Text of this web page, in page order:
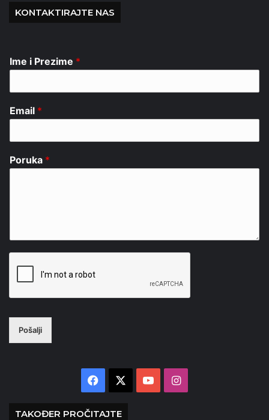
KONTAKTIRAJTE NAS
Ime i Prezime *
Email *
Poruka *
Pošalji
Facebook YouTubeInstagram
TAKOĐER PROČITAJTE